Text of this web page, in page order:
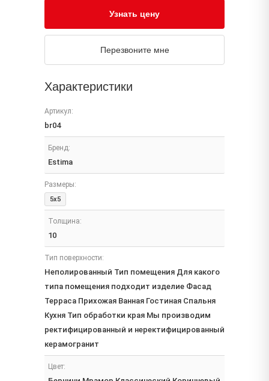
Узнать цену
Перезвоните мне
Характеристики
Артикул:
br04
Бренд:
Estima
Размеры:
5x5
Толщина:
10
Тип поверхности:
Неполированный Тип помещения Для какого
типа помещения подходит изделие Фасад
Терраса Прихожая Ванная Гостиная Спальня
Кухня Тип обработки края Мы производим
ректифицированный и неректифицированный
керамогранит
Цвет: